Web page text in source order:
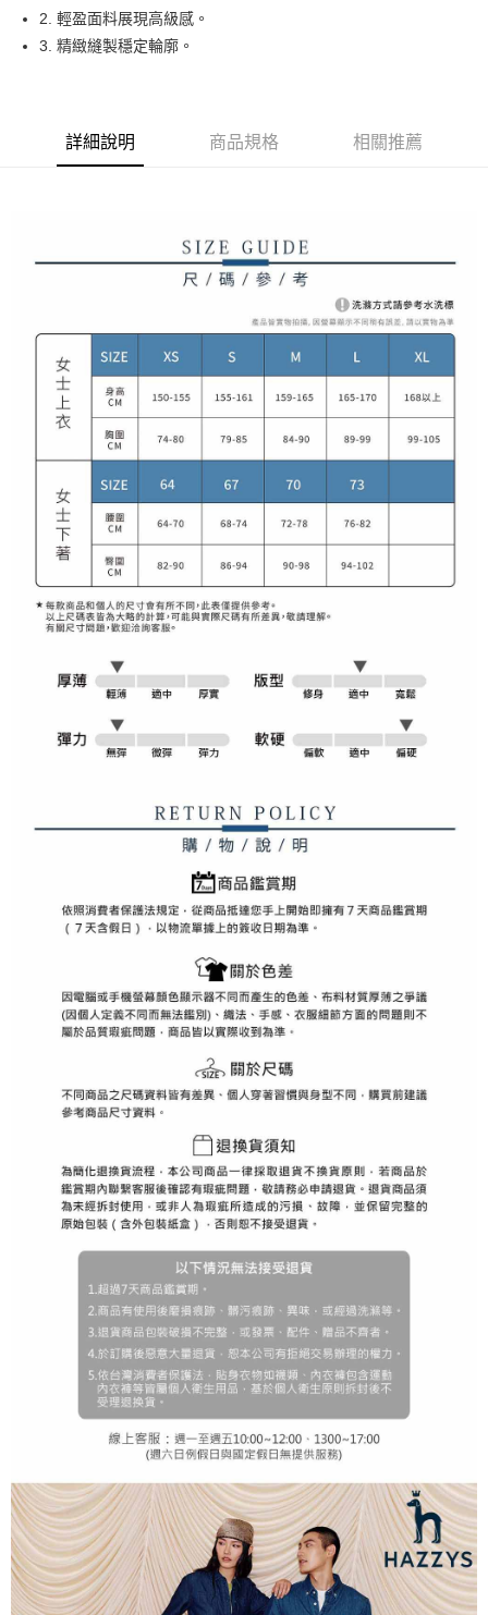
大哥付你分期
相關說明
成交易。
3.實際核准額度、可分期數及費用金額請依後續交易確認頁面所載為準。
1.分期款項不併入電信帳單，「大哥付你分期」於每月結算日後寄送繳費提
2.透過簡訊連結打開帳單後，可選擇「超商條碼／台灣大直營門市／銀行轉
帳／街口支付／iPASS MONEY」等通路繳費。
【注意事項】
1.本服務係由「台灣大哥大股份有限公司」（以下簡稱本公司）所提供，讓
用戶於交易時，得透過本服務購買商品或服務，並由商店將買賣／分期付款
買賣價金債權讓與本公司後，依約使用本公司帳單繳交帳款。
2.基於同意付款使用「大哥付你分期」之契約關係目的，商店將以您的個人
資料（包含姓名、電話或地址）提供予台灣大哥大進項蒐集、處理及利用，
由本公司與您本人進行分期帳單所需資料之確認、核對及更正。
3.完整用戶服務條款，請詳閱以下連結：
【關於「AFTEE先享後付」】
AFTEE先享後付是「在收到商品之後才付款」的支付方式。 讓您購物簡單
【「AFTEE先享後付」結帳流程】
１．於結帳方式選擇「AFTEE先享後付」後，將跳轉至「AFTEE先享後付」
結帳頁面，進行簡訊認證並確認金額後，即可完成結帳。
２．訂單成立數日內，您將收到繳費通知簡訊。
３．收到繳費通知簡訊後14天內，點擊此簡訊中的連結，可透過四大超商／
ATM／網路銀行／等多元方式進行付款，方視為交易完成。
※ 請注意：結帳手續完成當下不需立刻繳費，但若您需要取消訂單，請聯絡
購買商品的店家。未經商家同意取消之訂單仍視為有效，需透過AFTEE先享
後付繳納相關費用。
※ 交易是否成功請以「AFTEE先享後付 」之結帳頁面顯示為準，若有關於
是否繳費成功／繳費後需取消欲退款等相關疑問，請聯繫「AFTEE先享後付
客戶支援中心」https://netprotections.freshdesk.com/support/home
【注意事項】
１．透過由恩沛科技股份有限公司提供之「AFTEE先享後付」服務完成之交
易，需依本服務之必要範圍內提供個人資料，並將交易相關給付款項請求債
權轉讓予恩沛科技股份有限公司。
２．關於個人資料處理事宜，請瀏覽以下網址：
https://aftee.tw/terms/#terms3
「AFTEE先享後付」，若未經同意申辦者引起之損失，本公司不負相關責
４．使用「AFTEE先享後付」時，將依據個別帳號之用戶狀況，依本公司即
時審查核予不同之上限額度；若仍有額度不足之情形，本公司將視審查結果
請求用戶進行身份認證。
５．嚴禁一人註冊多個帳號或使用他人資訊註冊。若發現惡意使用之情形，
ATM付款
免運費
免運費
萊爾富取貨付款
免運費
付款後萊爾富取貨
7-11取貨付款
免運費
付款後7-11取貨
免運費
免運費
2. 輕盈面料展現高級感。
3. 精緻縫製穩定輪廓。
詳細說明 商品規格 相關推薦